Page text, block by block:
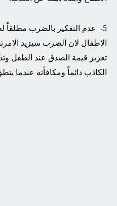
5-
عدم التفكير بالضرب مطلقاً
الاطفال لان الضرب سيزيد
تعزيز قيمة الصدق عند الطفل
الكاذب دائماً ومكافأته عندما